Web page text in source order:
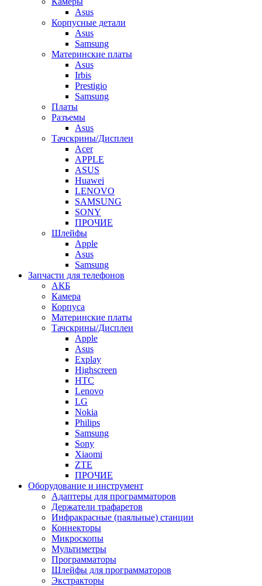
Asus
Корпусные детали
Asus
Samsung
Материнские платы
Asus
Irbis
Prestigio
Samsung
Платы
Разъемы
Asus
Тачскрины/Дисплеи
Acer
APPLE
ASUS
Huawei
LENOVO
SAMSUNG
SONY
ПРОЧИЕ
Шлейфы
Apple
Asus
Samsung
Запчасти для телефонов
АКБ
Камера
Корпуса
Материнские платы
Тачскрины/Дисплеи
Apple
Asus
Explay
Highscreen
HTC
Lenovo
LG
Nokia
Philips
Samsung
Sony
Xiaomi
ZTE
ПРОЧИЕ
Оборудование и инструмент
Адаптеры для программаторов
Держатели трафаретов
Инфракрасные (паяльные) станции
Коннекторы
Микроскопы
Мультиметры
Программаторы
Шлейфы для программаторов
Экстракторы